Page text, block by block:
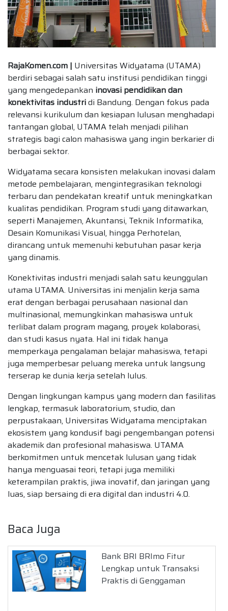
RajaKomen.com | Universitas Widyatama (UTAMA)
berdiri sebagai salah satu institusi pendidikan tinggi
yang mengedepankan inovasi pendidikan dan
konektivitas industridi Bandung. Dengan fokus pada
relevansi kurikulum dan kesiapan lulusan menghadapi
tantangan global, UTAMA telah menjadi pilihan
strategis bagi calon mahasiswa yang ingin berkarier di
berbagai sektor.
Widyatama secara konsisten melakukan inovasi dalam
metode pembelajaran, mengintegrasikan teknologi
terbaru dan pendekatan kreatif untuk meningkatkan
kualitas pendidikan. Program studi yang ditawarkan,
seperti Manajemen, Akuntansi, Teknik Informatika,
Desain Komunikasi Visual, hingga Perhotelan,
dirancang untuk memenuhi kebutuhan pasar kerja
yang dinamis.
Konektivitas industri menjadi salah satu keunggulan
utama UTAMA. Universitas ini menjalin kerja sama
erat dengan berbagai perusahaan nasional dan
multinasional, memungkinkan mahasiswa untuk
terlibat dalam program magang, proyek kolaborasi,
dan studi kasus nyata. Hal ini tidak hanya
memperkaya pengalaman belajar mahasiswa, tetapi
juga memperbesar peluang mereka untuk langsung
terserap ke dunia kerja setelah lulus.
Dengan lingkungan kampus yang modern dan fasilitas
lengkap, termasuk laboratorium, studio, dan
perpustakaan, Universitas Widyatama menciptakan
ekosistem yang kondusif bagi pengembangan potensi
akademik dan profesional mahasiswa. UTAMA
berkomitmen untuk mencetak lulusan yang tidak
hanya menguasai teori, tetapi juga memiliki
keterampilan praktis, jiwa inovatif, dan jaringan yang
luas, siap bersaing di era digital dan industri 4.0.
Baca Juga
Bank BRI BRImo Fitur
Lengkap untuk Transaksi
Praktis di Genggaman